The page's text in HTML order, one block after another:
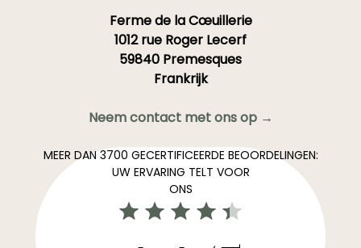
Ferme de la Cœuillerie
1012 rue Roger Lecerf
59840 Premesques
Frankrijk
Neem contact met ons op →
MEER DAN 3700 GECERTIFICEERDE BEOORDELINGEN:
UW ERVARING TELT VOOR
ONS